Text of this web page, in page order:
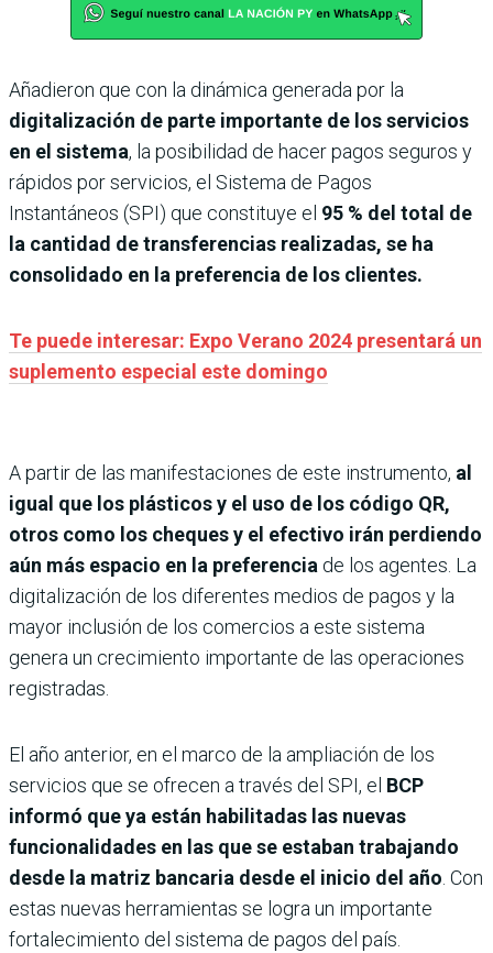
Añadieron que con la dinámica generada por la
digitalización de parte importante de los servicios
en el sistema, la posibilidad de hacer pagos seguros y
rápidos por servicios, el Sistema de Pagos
Instantáneos (SPI) que constituye el 95 % del total de
la cantidad de transferencias realizadas, se ha
consolidado en la preferencia de los clientes.
Te puede interesar: Expo Verano 2024 presentará un
suplemento especial este domingo
A partir de las manifestaciones de este instrumento, al
igual que los plásticos y el uso de los código QR,
otros como los cheques y el efectivo irán perdiendo
aún más espacio en la preferencia de los agentes. La
digitalización de los diferentes medios de pagos y la
mayor inclusión de los comercios a este sistema
genera un crecimiento importante de las operaciones
registradas.
El año anterior, en el marco de la ampliación de los
servicios que se ofrecen a través del SPI, el BCP
informó que ya están habilitadas las nuevas
funcionalidades en las que se estaban trabajando
desde la matriz bancaria desde el inicio del año . Con
estas nuevas herramientas se logra un importante
fortalecimiento del sistema de pagos del país.